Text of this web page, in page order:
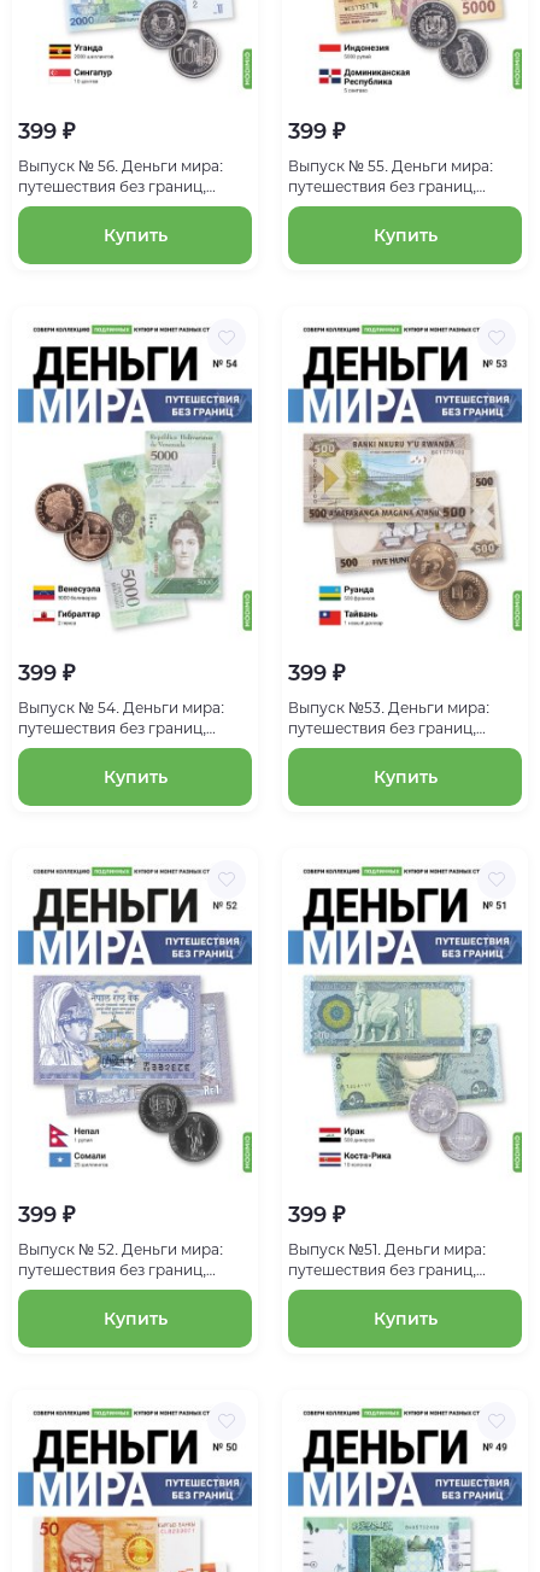
399 ₽
Выпуск № 56. Деньги мира:
путешествия без границ,
банкнота 2000 шиллингов
(Уганда), монета 10 центов
Купить
399 ₽
Выпуск № 55. Деньги мира:
путешествия без границ,
банкнота 5000 рупий
(Индонезия), монета 5 сентаво
(Доминиканская республика)
Купить
399 ₽
Выпуск № 54. Деньги мира:
путешествия без границ,
банкнота 5000 боливаров
(Венесуэла), монета 2 пенса
Купить
399 ₽
Выпуск №53. Деньги мира:
путешествия без границ,
банкнота 500 франков
(Руанда), монета 1 новый
доллар (Тайвань)
Купить
399 ₽
Выпуск № 52. Деньги мира:
путешествия без границ,
банкнота 1 рупия (Непал),
монета 25 шиллингов
Купить
399 ₽
Выпуск №51. Деньги мира:
путешествия без границ,
банкнота 500 динаров (Ирак),
монета 10 колонов (Коста-
Купить